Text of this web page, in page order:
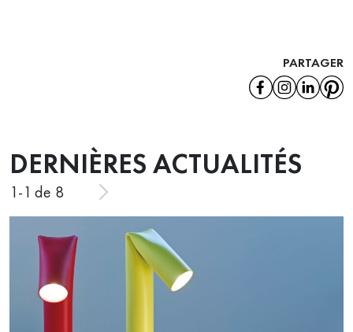
PARTAGER
DERNIÈRES ACTUALITÉS
1-1 de 8